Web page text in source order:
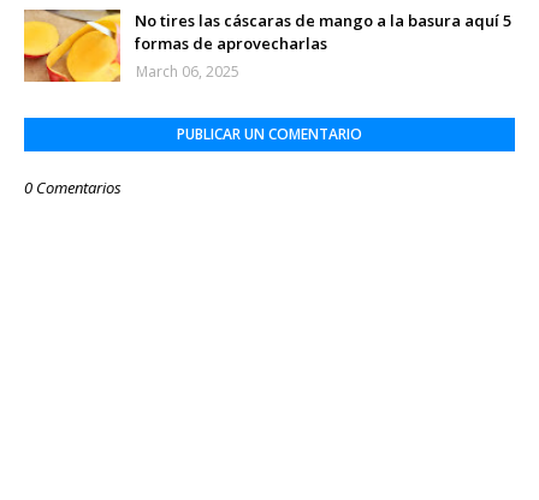
No tires las cáscaras de mango a la basura aquí 5
formas de aprovecharlas
March 06, 2025
PUBLICAR UN COMENTARIO
0 Comentarios